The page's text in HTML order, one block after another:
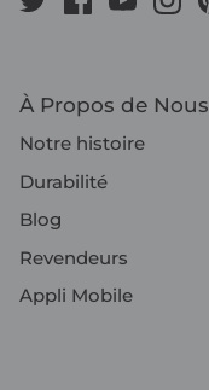
À Propos de Nous
Notre histoire
Durabilité
Blog
Revendeurs
Appli Mobile